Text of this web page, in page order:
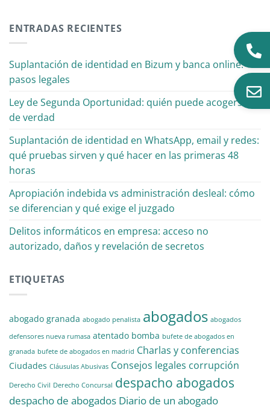
ENTRADAS RECIENTES
Suplantación de identidad en Bizum y banca online:
pasos legales
Ley de Segunda Oportunidad: quién puede acogerse
de verdad
Suplantación de identidad en WhatsApp, email y redes:
qué pruebas sirven y qué hacer en las primeras 48
horas
Apropiación indebida vs administración desleal: cómo
se diferencian y qué exige el juzgado
Delitos informáticos en empresa: acceso no
autorizado, daños y revelación de secretos
ETIQUETAS
abogado granada abogado penalista abogados abogados
defensores nueva rumasa atentado bomba bufete de abogados en
granada bufete de abogados en madrid Charlas y conferencias
Ciudades Cláusulas Abusivas Consejos legales corrupción
Derecho Civil Derecho Concursal despacho abogados
despacho de abogados Diario de un abogado